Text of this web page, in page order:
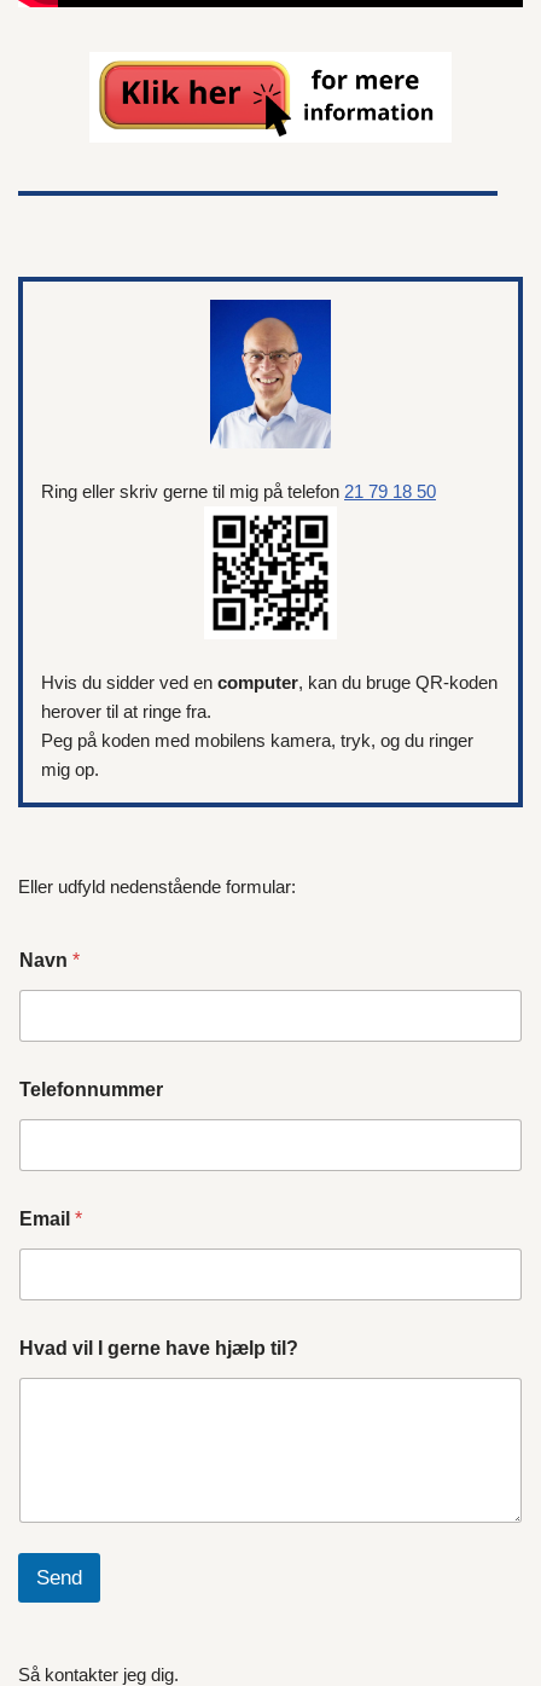
Ring eller skriv gerne til mig på telefon 21 79 18 50
Hvis du sidder ved en computer, kan du bruge QR-koden
herover til at ringe fra.
Peg på koden med mobilens kamera, tryk, og du ringer
mig op.
Eller udfyld nedenstående formular:
Navn *
Telefonnummer
Email *
Hvad vil I gerne have hjælp til?
Send
Så kontakter jeg dig.